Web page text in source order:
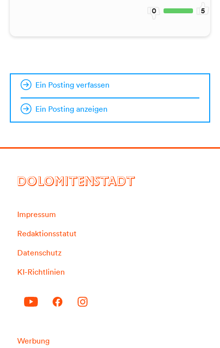
0 5
Ein Posting verfassen
Ein Posting anzeigen
DOLOMITENSTADT
Impressum
Redaktionsstatut
Datenschutz
KI-Richtlinien
Werbung